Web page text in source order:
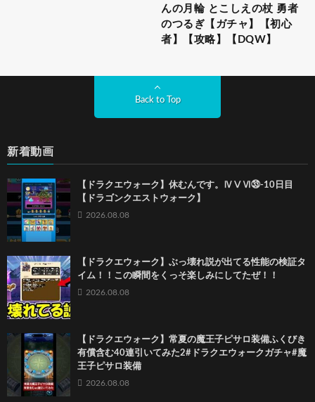
んの月輪 とこしえの杖 勇者
のつるぎ【ガチャ】【初心
者】【攻略】【DQW】
Back to Top
新着動画
【ドラクエウォーク】休むんです。ⅣⅤⅥ㉝-10日目
【ドラゴンクエストウォーク】
2026.08.08
【ドラクエウォーク】ぶっ壊れ説が出てる性能の検証タ
イム！！この瞬間をくっそ楽しみにしてたぜ！！
2026.08.08
【ドラクエウォーク】常夏の魔王子ピサロ装備ふくびき
有償含む40連引いてみた2#ドラクエウォークガチャ#魔
王子ピサロ装備
2026.08.08